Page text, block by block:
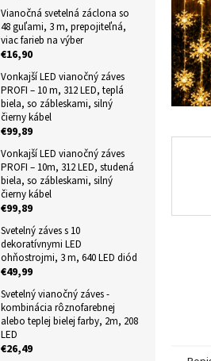
Vianočná svetelná záclona so
48 guľami, 3 m, prepojiteľná,
viac farieb na výber
€16,90
Vonkajší LED vianočný záves
PROFI – 10 m, 312 LED, teplá
biela, so zábleskami, silný
čierny kábel
€99,89
Vonkajší LED vianočný záves
PROFI – 10m, 312 LED, studená
biela, so zábleskami, silný
čierny kábel
€99,89
Svetelný záves s 10
dekoratívnymi LED
ohňostrojmi, 3 m, 640 LED diód
€49,99
Svetelný vianočný záves -
kombinácia rôznofarebnej
alebo teplej bielej farby, 2m, 208
LED
€26,49